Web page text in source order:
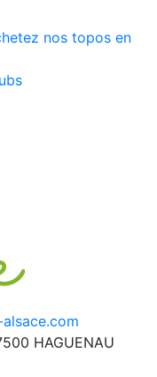
nos topos en
HAGUENAU